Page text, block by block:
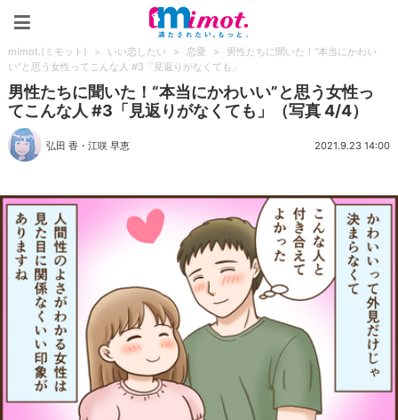
mimot.(ミモット) > いい恋したい > 恋愛 >
男性たちに聞いた！“本当にかわい
い”と思う女性ってこんな人 #3「見返りがなくても」
男性たちに聞いた！“本当にかわいい”と思う女性っ
てこんな人 #3「見返りがなくても」（写真 4/4）
弘田 香 ・江咲 早恵 2021.9.23 14:00